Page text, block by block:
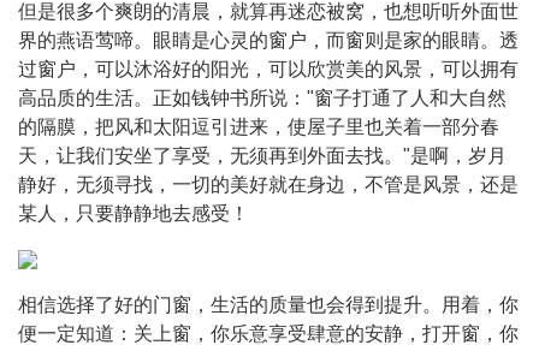
但是很多个爽朗的清晨，就算再迷恋被窝，也想听听外面世
界的燕语莺啼。眼睛是心灵的窗户，而窗则是家的眼睛。透
过窗户，可以沐浴好的阳光，可以欣赏美的风景，可以拥有
高品质的生活。正如钱钟书所说："窗子打通了人和大自然
的隔膜，把风和太阳逗引进来，使屋子里也关着一部分春
天，让我们安坐了享受，无须再到外面去找。"是啊，岁月
静好，无须寻找，一切的美好就在身边，不管是风景，还是
某人，只要静静地去感受！
相信选择了好的门窗，生活的质量也会得到提升。用着，你
便一定知道：关上窗，你乐意享受肆意的安静，打开窗，你